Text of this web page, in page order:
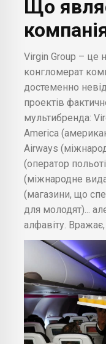
Що
Virgin Group – це
конгломерат
достеменно
проектів
мультибренда:
America
Airways
(оператор
(міжнародне
(магазини, що
для молодят)...
алфавіту.